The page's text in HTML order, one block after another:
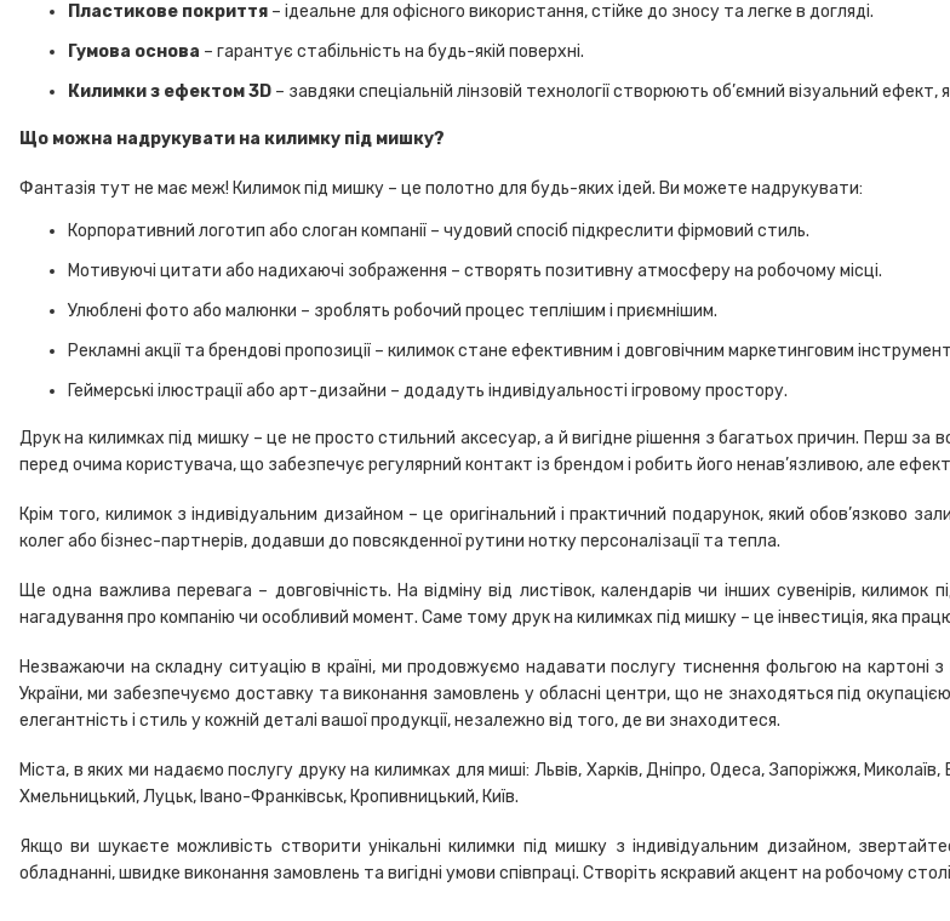
Пластикове покриття – ідеальне для офісного використання, стійке до зносу та легке в догляді.
Гумова основа – гарантує стабільність на будь-якій поверхні.
Килимки з ефектом 3D – завдяки спеціальній лінзовій технології створюють об’ємний візуальний ефект,
Що можна надрукувати на килимку під мишку?
Фантазія тут не має меж! Килимок під мишку – це полотно для будь-яких ідей. Ви можете надрукувати:
Корпоративний логотип або слоган компанії – чудовий спосіб підкреслити фірмовий стиль.
Мотивуючі цитати або надихаючі зображення – створять позитивну атмосферу на робочому місці.
Улюблені фото або малюнки – зроблять робочий процес теплішим і приємнішим.
Рекламні акції та брендові пропозиції – килимок стане ефективним і довговічним маркетинговим
Геймерські ілюстрації або арт-дизайни – додадуть індивідуальності ігровому простору.
Друк на килимках під мишку – це не просто стильний аксесуар, а й вигідне рішення з багатьох причин. Перш за
перед очима користувача, що забезпечує регулярний контакт із брендом і робить його ненав’язливою, але
Крім того, килимок з індивідуальним дизайном – це оригінальний і практичний подарунок, який обов’язково
колег або бізнес-партнерів, додавши до повсякденної рутини нотку персоналізації та тепла.
Ще одна важлива перевага – довговічність. На відміну від листівок, календарів чи інших сувенірів,
нагадування про компанію чи особливий момент. Саме тому друк на килимках під мишку – це інвестиція, яка
Незважаючи на складну ситуацію в країні, ми продовжуємо надавати послугу тиснення фольгою на картоні
України, ми забезпечуємо доставку та виконання замовлень у обласні центри, що не знаходяться під
елегантність і стиль у кожній деталі вашої продукції, незалежно від того, де ви знаходитеся.
Міста, в яких ми надаємо послугу друку на килимках для миші: Львів, Харків, Дніпро, Одеса, Запоріжжя,
Хмельницький, Луцьк, Івано-Франківськ, Кропивницький, Київ.
Якщо ви шукаєте можливість створити унікальні килимки під мишку з індивідуальним дизайном,
обладнанні, швидке виконання замовлень та вигідні умови співпраці. Створіть яскравий акцент на робочому